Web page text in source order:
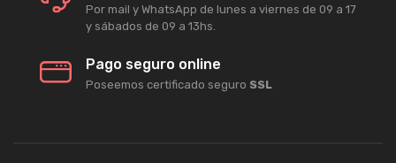
Por mail y WhatsApp de lunes a viernes de 09 a 17
y sábados de 09 a 13hs.
Pago seguro online
Poseemos certificado seguro SSL